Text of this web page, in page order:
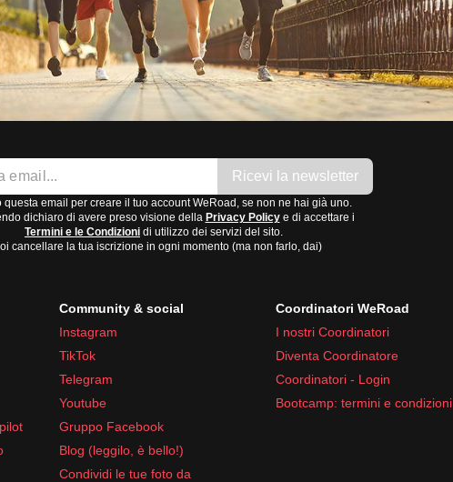
Ricevi la newsletter
questa email per creare il tuo account WeRoad, se non ne hai già uno.
dichiaro di avere preso visione della Privacy Policye di accettare i
Termini e le Condizioni di utilizzo dei servizi del sito.
cancellare la tua iscrizione in ogni momento (ma non farlo, dai)
Community & social
Instagram
TikTok
Telegram
Youtube
Gruppo Facebook
Blog (leggilo, è bello!)
Condividi le tue foto da
Coordinatori WeRoad
I nostri Coordinatori
Diventa Coordinatore
Coordinatori - Login
Bootcamp: termini e condizioni